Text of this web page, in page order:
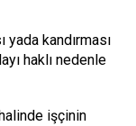
kandırması
haklı nedenle
işçinin